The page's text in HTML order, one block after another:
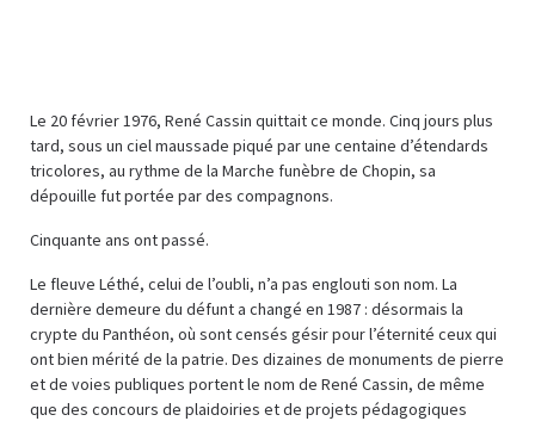
Le 20 février 1976, René Cassin quittait ce monde. Cinq jours plus
tard, sous un ciel maussade piqué par une centaine d’étendards
tricolores, au rythme de la Marche funèbre de Chopin, sa
dépouille fut portée par des compagnons.
Cinquante ans ont passé.
Le fleuve Léthé, celui de l’oubli, n’a pas englouti son nom. La
dernière demeure du défunt a changé en 1987 : désormais la
crypte du Panthéon, où sont censés gésir pour l’éternité ceux qui
ont bien mérité de la patrie. Des dizaines de monuments de pierre
et de voies publiques portent le nom de René Cassin, de même
que des concours de plaidoiries et de projets pédagogiques